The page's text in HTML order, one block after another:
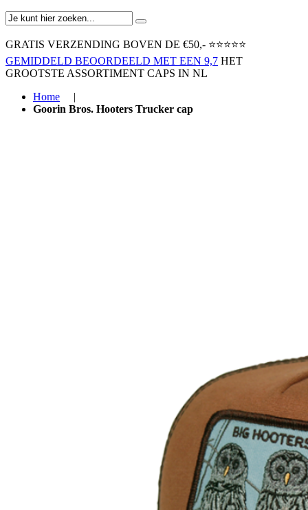
GRATIS VERZENDING BOVEN ​DE €50,-​ ⭐⭐⭐⭐⭐
GEMIDDELD BEOORDEELD MET EEN 9,7 HET
GROOTSTE ASSORTIMENT CAPS IN NL
Home
|
Goorin Bros. Hooters Trucker cap